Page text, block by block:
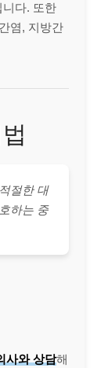
니다. 또한
염, 지방간
절한 대
하는 중
사와 상담해